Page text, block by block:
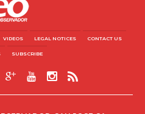
VIDEOS LEGAL NOTICES CONTACT US
SUBSCRIBE